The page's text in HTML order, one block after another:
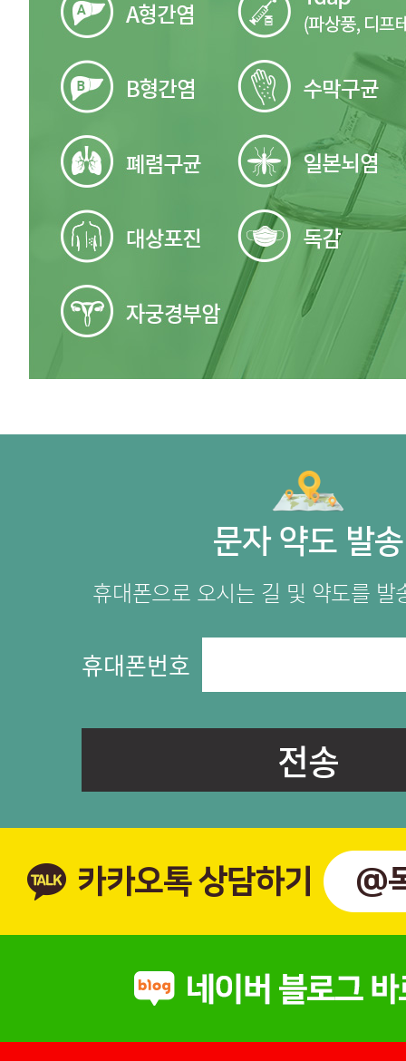
문자 약도 발송
휴대폰으로 오시는 길 및 약도를 발
휴대폰번호
카카오톡 상담하기 @